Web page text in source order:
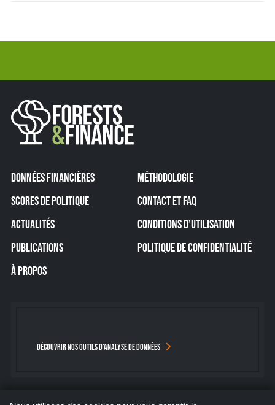
DONNÉES FINANCIÈRES
SCORES DE POLITIQUE
ACTUALITÉS
PUBLICATIONS
À PROPOS
DÉCOUVRIR NOS OUTILS D’ANALYSE DE DONNÉES
MÉTHODOLOGIE
CONTACT ET FAQ
CONDITIONS D’UTILISATION
POLITIQUE DE CONFIDENTIALITÉ